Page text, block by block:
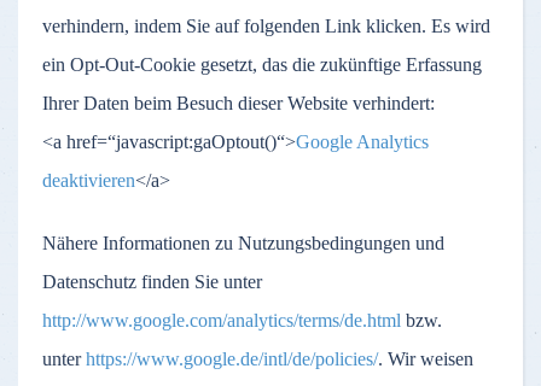
verhindern, indem Sie auf folgenden Link klicken. Es wird
ein Opt-Out-Cookie gesetzt, das die zukünftige Erfassung
Ihrer Daten beim Besuch dieser Website verhindert:
<a href=“javascript:gaOptout()“>Google Analytics
deaktivieren</a>
Nähere Informationen zu Nutzungsbedingungen und
Datenschutz finden Sie unter
http://www.google.com/analytics/terms/de.html bzw.
unterhttps://www.google.de/intl/de/policies/. Wir weisen